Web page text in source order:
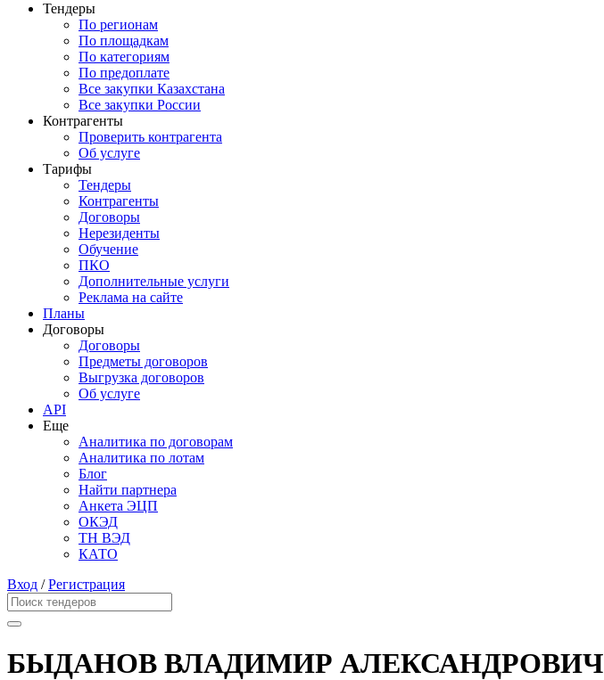
Тендеры
По регионам
По площадкам
По категориям
По предоплате
Все закупки Казахстана
Все закупки России
Контрагенты
Проверить контрагента
Об услуге
Тарифы
Тендеры
Контрагенты
Договоры
Нерезиденты
Обучение
ПКО
Дополнительные услуги
Реклама на сайте
Планы
Договоры
Договоры
Предметы договоров
Выгрузка договоров
Об услуге
API
Еще
Аналитика по договорам
Аналитика по лотам
Блог
Найти партнера
Анкета ЭЦП
ОКЭД
ТН ВЭД
КАТО
Вход /Регистрация
БЫДАНОВ ВЛАДИМИР АЛЕКСАНДРОВИЧ